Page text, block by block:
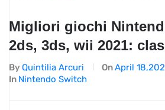
Migliori giochi
2ds, 3ds, wii 2021:
By Quintilia Arcuri OnApril
In Nintendo Switch